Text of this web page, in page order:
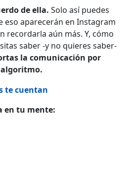
de ella. Solo así puedes
eso aparecerán en Instagram
recordarla aún más. Y, cómo
saber -y no quieres saber-
la comunicación por
te cuentan
en tu mente: